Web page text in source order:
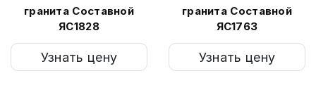
гранита Составной
ЯС1828
Узнать цену
гранита Составной
ЯС1763
Узнать цену